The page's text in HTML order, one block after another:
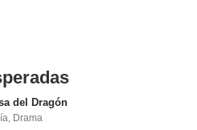
del Dragón
Drama